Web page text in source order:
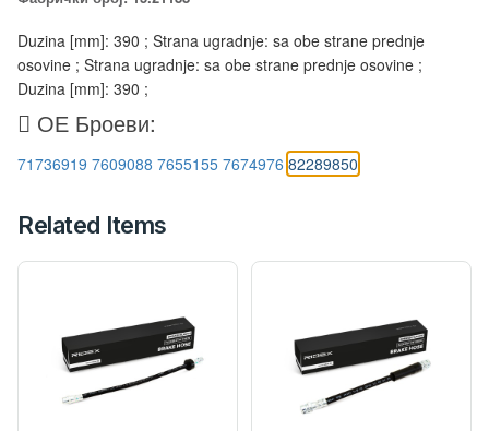
Duzina [mm]: 390 ; Strana ugradnje: sa obe strane prednje
osovine ; Strana ugradnje: sa obe strane prednje osovine ;
Duzina [mm]: 390 ;
ОЕ Броеви:
71736919 7609088 7655155 7674976 82289850
Related Items